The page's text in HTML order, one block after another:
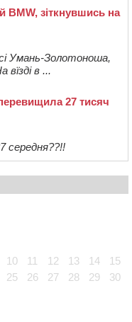
BMW, зіткнувшись на
Умань-Золотоноша,
вїзді в ...
27 тисяч
середня??!!
10 11 12 13 14
15
25 26 27 28 29
30